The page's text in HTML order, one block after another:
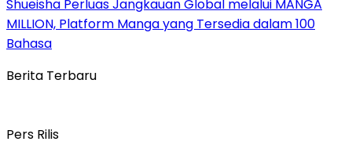
Shueisha Perluas Jangkauan Global melalui MANGA
MILLION, Platform Manga yang Tersedia dalam 100
Bahasa
Berita Terbaru
Pers Rilis